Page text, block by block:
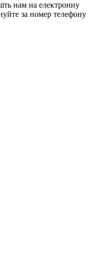
нам на електронну
за номер телефону